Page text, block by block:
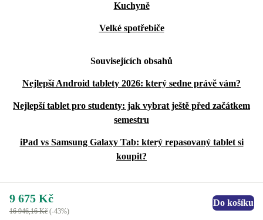
Kuchyně
Velké spotřebiče
Souvisejících obsahů
Nejlepší Android tablety 2026: který sedne právě vám?
Nejlepší tablet pro studenty: jak vybrat ještě před začátkem
semestru
iPad vs Samsung Galaxy Tab: který repasovaný tablet si
koupit?
9 675 Kč
16 946,16 Kč (-43%)
Do košíku